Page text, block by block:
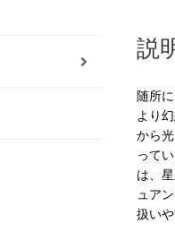
説
随所
より
から
って
は、
ュア
扱いや